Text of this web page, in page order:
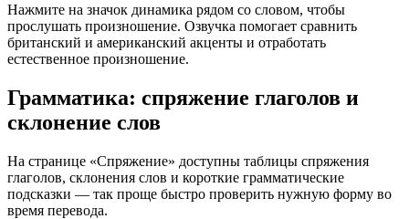
Нажмите на значок динамика рядом со словом, чтобы
прослушать произношение. Озвучка помогает сравнить
британский и американский акценты и отработать
естественное произношение.
Грамматика: спряжение глаголов и
склонение слов
На странице «Спряжение» доступны таблицы спряжения
глаголов, склонения слов и короткие грамматические
подсказки — так проще быстро проверить нужную форму во
время перевода.